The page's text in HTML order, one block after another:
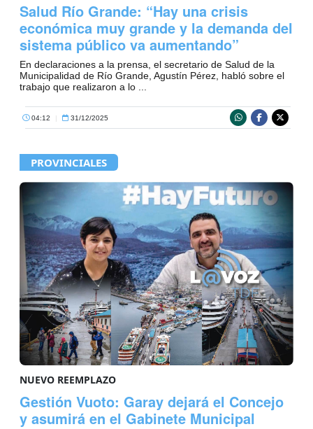
Salud Río Grande: “Hay una crisis
económica muy grande y la demanda del
sistema público va aumentando”
En declaraciones a la prensa, el secretario de Salud de la
Municipalidad de Río Grande, Agustín Pérez, habló sobre el
trabajo que realizaron a lo ...
04:12 | 31/12/2025
PROVINCIALES
NUEVO REEMPLAZO
Gestión Vuoto: Garay dejará el Concejo
y asumirá en el Gabinete Municipal